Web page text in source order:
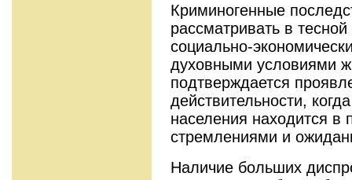
Криминогенные
рассматривать в
социально-
духовными условиями
подтверждается
действительности,
населения находится в
стремлениями и
Наличие больших